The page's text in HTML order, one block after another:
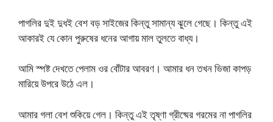
পাগলির দুই দুধই বেশ বড় সাইজের কিন্তু সামান্য ঝুলে গেছে। কিন্তু এই
আকারই যে কোন পুরুষের ধনের আগায় মাল তুলতে বাধ্য।
আমি স্পষ্ট দেখতে পেলাম ওর বোঁটার আবরণ। আমার ধন তখন ভিজা কাপড়
মারিয়ে উপরে উঠে এল।
আমার গলা বেশ শুকিয়ে গেল। কিন্তু এই তৃষ্ণা গ্রীষ্মের গরমের না পাগলির